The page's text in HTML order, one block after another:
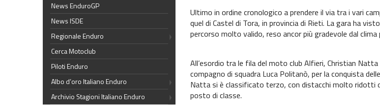
Ultimo in ordine cronologico a prendere il via tra i vari
quel di Castel di Tora, in provincia di Rieti. La gara ha
percorso molto valido, reso ancor più gradevole dal
All’esordio tra le fila del moto club Alfieri, Christian
compagno di squadra Luca Politanò, per la conquista
Natta si è classificato terzo, con distacchi molto ridotti
posto di classe.
News EnduroGP
News ISDE
Regionale Enduro
Cerca Motoclub
Piloti Enduro
Albo d’oro Italiano Enduro
Archivio Stagioni Italiano Enduro